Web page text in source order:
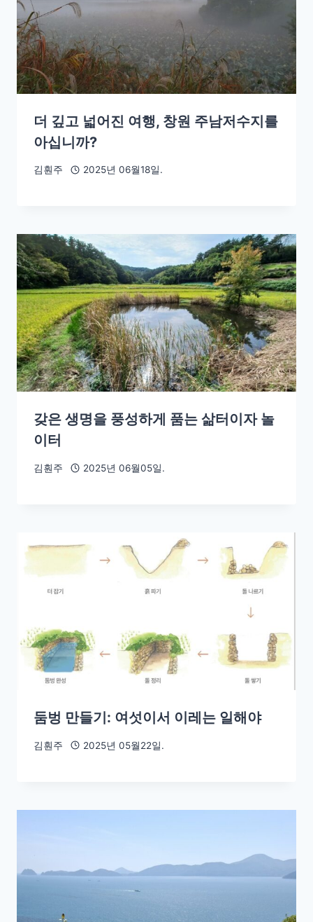
더 깊고 넓어진 여행, 창원 주남저수지를
아십니까?
김훤주 2025년 06월18일.
갖은 생명을 풍성하게 품는 삶터이자 놀
이터
김훤주 2025년 06월05일.
둠벙 만들기: 여섯이서 이레는 일해야
김훤주 2025년 05월22일.